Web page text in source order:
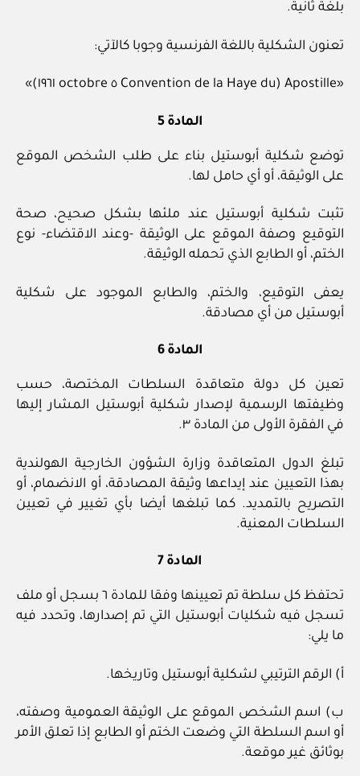
بلغة ثانية.
تعنون الشكلية باللغة الفرنسية وجوبا كالآتي:
«Apostille (Convention de la Haye du ٥ octobre ١٩٦١)»
المادة 5
توضع شكلية أبوستيل بناء على طلب الشخص الموقع
على الوثيقة، أو أي حامل لها.
تثبت شكلية أبوستيل عند ملئها بشكل صحيح، صحة
التوقيع وصفة الموقع على الوثيقة -وعند الاقتضاء- نوع
الختم، أو الطابع الذي تحمله الوثيقة.
يعفى التوقيع، والختم، والطابع الموجود على شكلية
أبوستيل من أي مصادقة.
المادة 6
تعين كل دولة متعاقدة السلطات المختصة، حسب
وظيفتها الرسمية لإصدار شكلية أبوستيل المشار إليها
في الفقرة الأولى من المادة ٣.
تبلغ الدول المتعاقدة وزارة الشؤون الخارجية الهولندية
بهذا التعيين عند إيداعها وثيقة المصادقة، أو الانضمام، أو
التصريح بالتمديد. كما تبلغها أيضا بأي تغيير في تعيين
السلطات المعنية.
المادة 7
تحتفظ كل سلطة تم تعيينها وفقا للمادة ٦ بسجل أو ملف
تسجل فيه شكليات أبوستيل التي تم إصدارها، وتحدد فيه
ما يلي:
أ) الرقم الترتيبي لشكلية أبوستيل وتاريخها.
ب) اسم الشخص الموقع على الوثيقة العمومية وصفته،
أو اسم السلطة التي وضعت الختم أو الطابع إذا تعلق الأمر
بوثائق غير موقعة.